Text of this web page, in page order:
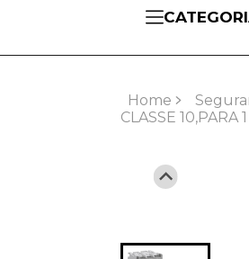
Home
CLASSE 10,PARA 1